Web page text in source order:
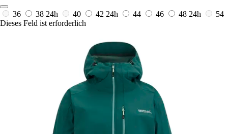
36 38 24h 40 42 24h 44 46 48 24h
54
Dieses Feld ist erforderlich